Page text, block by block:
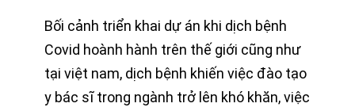
Bối cảnh triển khai dự án khi dịch bệnh
Covid hoành hành trên thế giới cũng như
tại việt nam, dịch bệnh khiến việc đào tạo
y bác sĩ trong ngành trở lên khó khăn, việc